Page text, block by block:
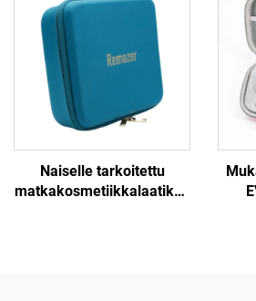
Naiselle tarkoitettu
matkakosmetiikkalaatikko